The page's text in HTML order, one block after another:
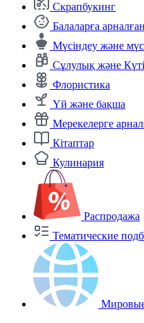
Скрапбукинг
Балаларға
Мүсіндеу және
Сұлулық және
Флористика
Үй және бақша
Мерекелерге
Кітаптар
Кулинария
Распродажа
Тематические